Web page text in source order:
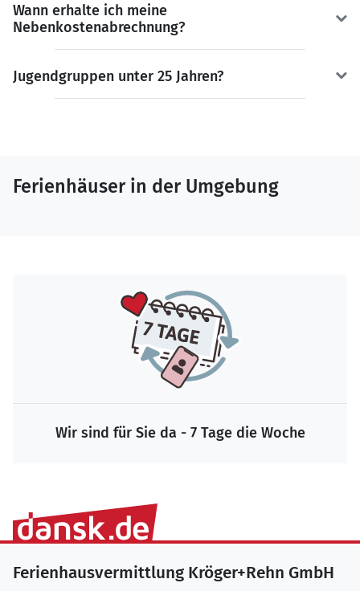
Wann erhalte ich meine
Nebenkostenabrechnung?
Jugendgruppen unter 25 Jahren?
Ferienhäuser in der Umgebung
Wir sind für Sie da - 7 Tage die Woche
Ferienhausvermittlung Kröger+Rehn GmbH